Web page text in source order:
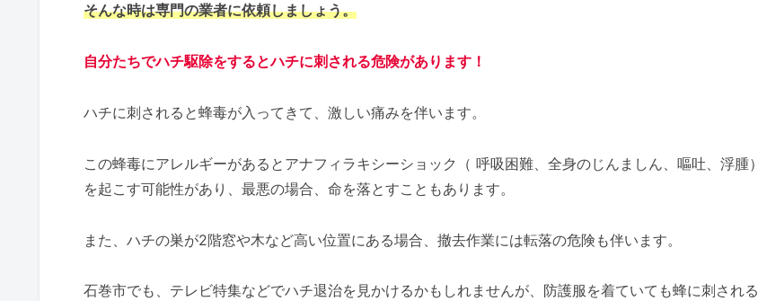
そんな時は専門の業者に依頼しましょう。
自分たちでハチ駆除をするとハチに刺される危険があります！
ハチに刺されると蜂毒が入ってきて、激しい痛みを伴います。
この蜂毒にアレルギーがあるとアナフィラキシーショック（ 呼吸困難、全身のじんましん、嘔吐、浮腫）
を起こす可能性があり、最悪の場合、命を落とすこともあります。
また、ハチの巣が2階窓や木など高い位置にある場合、撤去作業には転落の危険も伴います。
石巻市でも、テレビ特集などでハチ退治を見かけるかもしれませんが、防護服を着ていても蜂に刺される